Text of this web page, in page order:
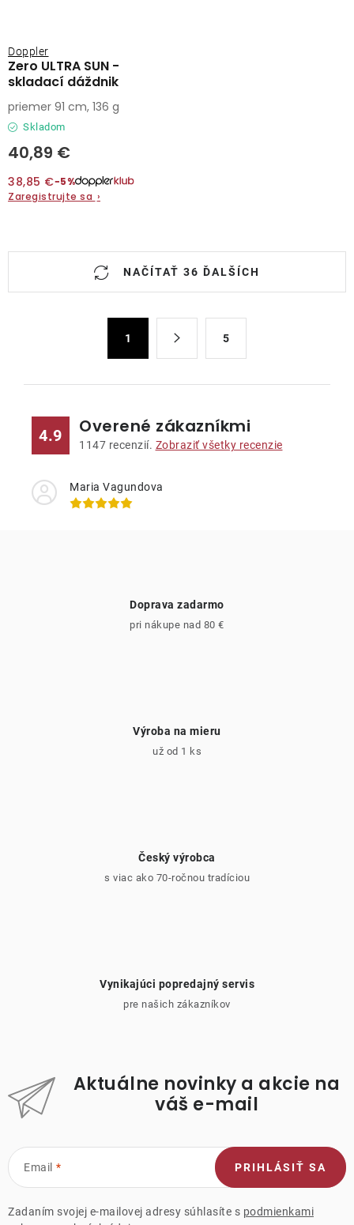
Zero ULTRA SUN -
skladací dáždnik
Doppler
Skladom
40,89 €
38,85 €−5%
Zaregistrujte sa ›
priemer 91 cm, 136 g
O
NAČÍTAŤ 36 ĎALŠÍCH
1 5
4.9 Overené zákazníkmi
1147 recenzií. Zobraziť všetky recenzie
Maria Vagundova
Doprava zadarmo
pri nákupe nad 80 €
Výroba na mieru
už od 1 ks
Český výrobca
s viac ako 70-ročnou tradíciou
Vynikajúci popredajný servis
pre našich zákazníkov
Aktuálne novinky a akcie na
váš e-mail
Email
Zadaním svojej e-mailovej adresy súhlasíte s podmienkami
PRIHLÁSIŤ SA